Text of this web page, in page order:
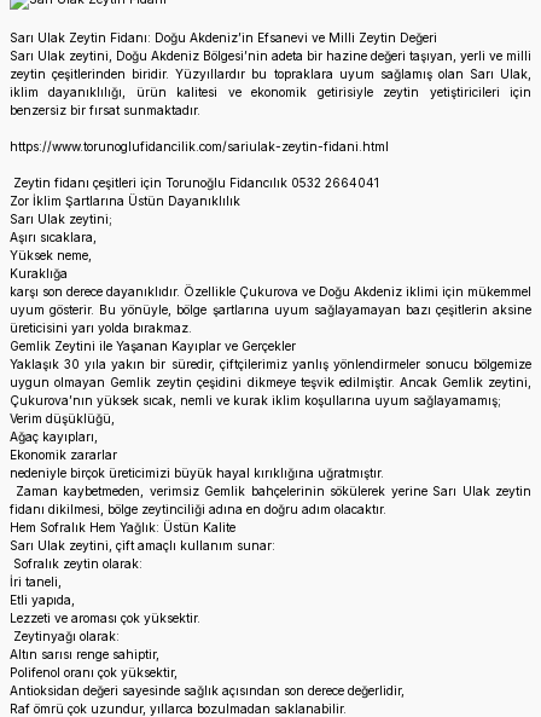
Sarı Ulak Zeytin Fidanı: Doğu Akdeniz’in Efsanevi ve Milli Zeytin Değeri
Sarı Ulak zeytini, Doğu Akdeniz Bölgesi’nin adeta bir hazine değeri taşıyan, yerli ve milli
zeytin çeşitlerinden biridir. Yüzyıllardır bu topraklara uyum sağlamış olan Sarı Ulak,
iklim dayanıklılığı, ürün kalitesi ve ekonomik getirisiyle zeytin yetiştiricileri için
benzersiz bir fırsat sunmaktadır.
https://www.torunoglufidancilik.com/sariulak-zeytin-fidani.html
Zeytin fidanı çeşitleri için Torunoğlu Fidancılık 0532 2664041
Zor İklim Şartlarına Üstün Dayanıklılık
Sarı Ulak zeytini;
Aşırı sıcaklara,
Yüksek neme,
Kuraklığa
karşı son derece dayanıklıdır. Özellikle Çukurova ve Doğu Akdeniz iklimi için mükemmel
uyum gösterir. Bu yönüyle, bölge şartlarına uyum sağlayamayan bazı çeşitlerin aksine
üreticisini yarı yolda bırakmaz.
Gemlik Zeytini ile Yaşanan Kayıplar ve Gerçekler
Yaklaşık 30 yıla yakın bir süredir, çiftçilerimiz yanlış yönlendirmeler sonucu bölgemize
uygun olmayan Gemlik zeytin çeşidini dikmeye teşvik edilmiştir. Ancak Gemlik zeytini,
Çukurova’nın yüksek sıcak, nemli ve kurak iklim koşullarına uyum sağlayamamış;
Verim düşüklüğü,
Ağaç kayıpları,
Ekonomik zararlar
nedeniyle birçok üreticimizi büyük hayal kırıklığına uğratmıştır.
Zaman kaybetmeden, verimsiz Gemlik bahçelerinin sökülerek yerine Sarı Ulak zeytin
fidanı dikilmesi, bölge zeytinciliği adına en doğru adım olacaktır.
Hem Sofralık Hem Yağlık: Üstün Kalite
Sarı Ulak zeytini, çift amaçlı kullanım sunar:
Sofralık zeytin olarak:
İri taneli,
Etli yapıda,
Lezzeti ve aroması çok yüksektir.
Zeytinyağı olarak:
Altın sarısı renge sahiptir,
Polifenol oranı çok yüksektir,
Antioksidan değeri sayesinde sağlık açısından son derece değerlidir,
Raf ömrü çok uzundur, yıllarca bozulmadan saklanabilir.